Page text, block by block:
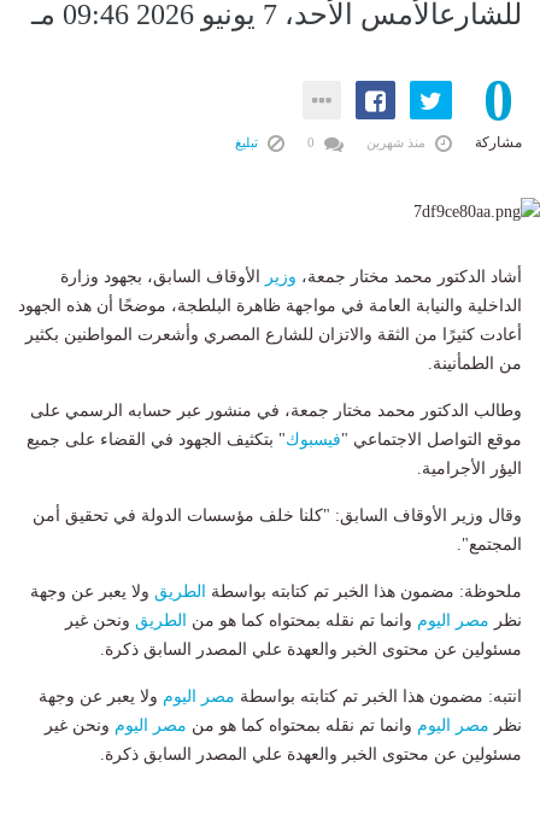
للشارعالأمس الأحد، 7 يونيو 2026 09:46 مـ
0
مشاركة منذ شهرين تبليغ
أشاد الدكتور محمد مختار جمعة، وزير الأوقاف السابق، بجهود وزارة
الداخلية والنيابة العامة في مواجهة ظاهرة البلطجة، موضحًا أن هذه الجهود
أعادت كثيرًا من الثقة والاتزان للشارع المصري وأشعرت المواطنين بكثير
من الطمأنينة.
وطالب الدكتور محمد مختار جمعة، في منشور عبر حسابه الرسمي على
موقع التواصل الاجتماعي "فيسبوك" بتكثيف الجهود في القضاء على جميع
اليؤر الأجرامية.
وقال وزير الأوقاف السابق: "كلنا خلف مؤسسات الدولة في تحقيق أمن
المجتمع".
ملحوظة: مضمون هذا الخبر تم كتابته بواسطة الطريق ولا يعبر عن وجهة
نظر مصر اليوم وانما تم نقله بمحتواه كما هو من الطريق ونحن غير
مسئولين عن محتوى الخبر والعهدة علي المصدر السابق ذكرة.
انتبه: مضمون هذا الخبر تم كتابته بواسطة مصر اليوم ولا يعبر عن وجهة
نظر مصر اليوم وانما تم نقله بمحتواه كما هو من مصر اليوم ونحن غير
مسئولين عن محتوى الخبر والعهدة علي المصدر السابق ذكرة.